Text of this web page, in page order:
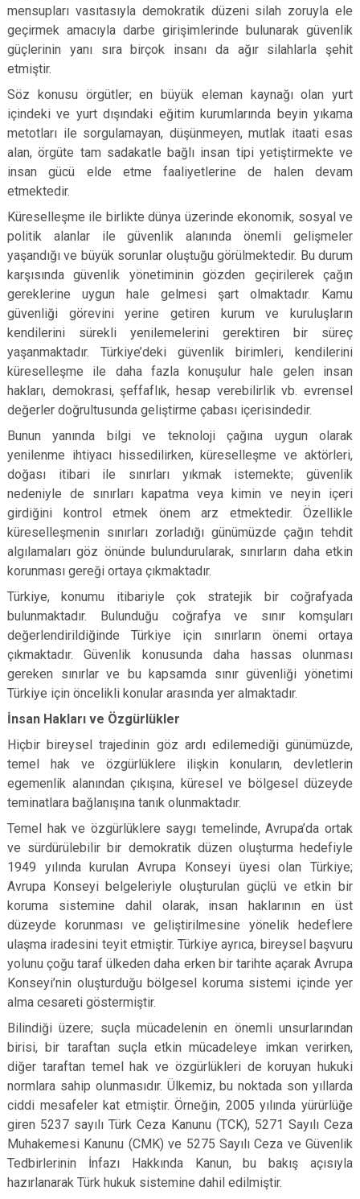
mensupları vasıtasıyla demokratik düzeni silah zoruyla ele
geçirmek amacıyla darbe girişimlerinde bulunarak güvenlik
güçlerinin yanı sıra birçok insanı da ağır silahlarla şehit
etmiştir.
Söz konusu örgütler; en büyük eleman kaynağı olan yurt
içindeki ve yurt dışındaki eğitim kurumlarında beyin yıkama
metotları ile sorgulamayan, düşünmeyen, mutlak itaati esas
alan, örgüte tam sadakatle bağlı insan tipi yetiştirmekte ve
insan gücü elde etme faaliyetlerine de halen devam
etmektedir.
Küreselleşme ile birlikte dünya üzerinde ekonomik, sosyal ve
politik alanlar ile güvenlik alanında önemli gelişmeler
yaşandığı ve büyük sorunlar oluştuğu görülmektedir. Bu durum
karşısında güvenlik yönetiminin gözden geçirilerek çağın
gereklerine uygun hale gelmesi şart olmaktadır. Kamu
güvenliği görevini yerine getiren kurum ve kuruluşların
kendilerini sürekli yenilemelerini gerektiren bir süreç
yaşanmaktadır. Türkiye’deki güvenlik birimleri, kendilerini
küreselleşme ile daha fazla konuşulur hale gelen insan
hakları, demokrasi, şeffaflık, hesap verebilirlik vb. evrensel
değerler doğrultusunda geliştirme çabası içerisindedir.
Bunun yanında bilgi ve teknoloji çağına uygun olarak
yenilenme ihtiyacı hissedilirken, küreselleşme ve aktörleri,
doğası itibari ile sınırları yıkmak istemekte; güvenlik
nedeniyle de sınırları kapatma veya kimin ve neyin içeri
girdiğini kontrol etmek önem arz etmektedir. Özellikle
küreselleşmenin sınırları zorladığı günümüzde çağın tehdit
algılamaları göz önünde bulundurularak, sınırların daha etkin
korunması gereği ortaya çıkmaktadır.
Türkiye, konumu itibariyle çok stratejik bir coğrafyada
bulunmaktadır. Bulunduğu coğrafya ve sınır komşuları
değerlendirildiğinde Türkiye için sınırların önemi ortaya
çıkmaktadır. Güvenlik konusunda daha hassas olunması
gereken sınırlar ve bu kapsamda sınır güvenliği yönetimi
Türkiye için öncelikli konular arasında yer almaktadır.
İnsan Hakları ve Özgürlükler
Hiçbir bireysel trajedinin göz ardı edilemediği günümüzde,
temel hak ve özgürlüklere ilişkin konuların, devletlerin
egemenlik alanından çıkışına, küresel ve bölgesel düzeyde
teminatlara bağlanışına tanık olunmaktadır.
Temel hak ve özgürlüklere saygı temelinde, Avrupa’da ortak
ve sürdürülebilir bir demokratik düzen oluşturma hedefiyle
1949 yılında kurulan Avrupa Konseyi üyesi olan Türkiye;
Avrupa Konseyi belgeleriyle oluşturulan güçlü ve etkin bir
koruma sistemine dahil olarak, insan haklarının en üst
düzeyde korunması ve geliştirilmesine yönelik hedeflere
ulaşma iradesini teyit etmiştir. Türkiye ayrıca, bireysel başvuru
yolunu çoğu taraf ülkeden daha erken bir tarihte açarak Avrupa
Konseyi’nin oluşturduğu bölgesel koruma sistemi içinde yer
alma cesareti göstermiştir.
Bilindiği üzere; suçla mücadelenin en önemli unsurlarından
birisi, bir taraftan suçla etkin mücadeleye imkan verirken,
diğer taraftan temel hak ve özgürlükleri de koruyan hukuki
normlara sahip olunmasıdır. Ülkemiz, bu noktada son yıllarda
ciddi mesafeler kat etmiştir. Örneğin, 2005 yılında yürürlüğe
giren 5237 sayılı Türk Ceza Kanunu (TCK), 5271 Sayılı Ceza
Muhakemesi Kanunu (CMK) ve 5275 Sayılı Ceza ve Güvenlik
Tedbirlerinin İnfazı Hakkında Kanun, bu bakış açısıyla
hazırlanarak Türk hukuk sistemine dahil edilmiştir.